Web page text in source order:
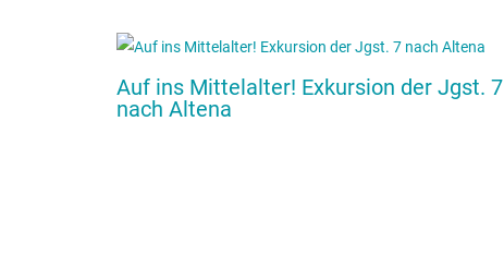
Auf ins Mittelalter! Exkursion der Jgst. 7
nach Altena